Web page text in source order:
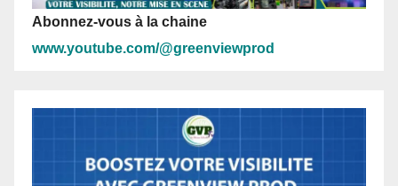
Abonnez-vous à la chaine
www.youtube.com/@greenviewprod